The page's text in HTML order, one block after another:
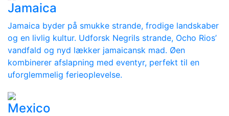
Jamaica
Jamaica byder på smukke strande, frodige landskaber
og en livlig kultur. Udforsk Negrils strande, Ocho Rios’
vandfald og nyd lækker jamaicansk mad. Øen
kombinerer afslapning med eventyr, perfekt til en
uforglemmelig ferieoplevelse.
Mexico